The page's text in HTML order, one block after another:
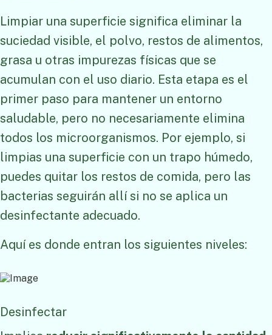
Limpiar una superficie significa eliminar la
suciedad visible, el polvo, restos de alimentos,
grasa u otras impurezas físicas que se
acumulan con el uso diario. Esta etapa es el
primer paso para mantener un entorno
saludable, pero no necesariamente elimina
todos los microorganismos. Por ejemplo, si
limpias una superficie con un trapo húmedo,
puedes quitar los restos de comida, pero las
bacterias seguirán allí si no se aplica un
desinfectante adecuado.
Aquí es donde entran los siguientes niveles:
Desinfectar